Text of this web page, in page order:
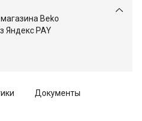
Beko
Яндекс PAY
Документы